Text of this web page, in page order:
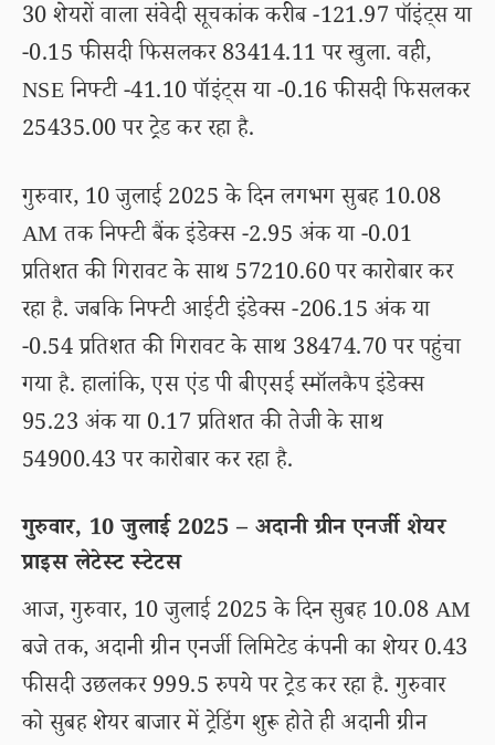
30 शेयरों वाला संवेदी सूचकांक करीब -121.97 पॉइंट्स या
-0.15 फीसदी फिसलकर 83414.11 पर खुला. वही,
NSE निफ्टी -41.10 पॉइंट्स या -0.16 फीसदी फिसलकर
25435.00 पर ट्रेड कर रहा है.
गुरुवार, 10 जुलाई 2025 के दिन लगभग सुबह 10.08
AM तक निफ्टी बैंक इंडेक्स -2.95 अंक या -0.01
प्रतिशत की गिरावट के साथ 57210.60 पर कारोबार कर
रहा है. जबकि निफ्टी आईटी इंडेक्स -206.15 अंक या
-0.54 प्रतिशत की गिरावट के साथ 38474.70 पर पहुंचा
गया है. हालांकि, एस एंड पी बीएसई स्मॉलकैप इंडेक्स
95.23 अंक या 0.17 प्रतिशत की तेजी के साथ
54900.43 पर कारोबार कर रहा है.
गुरुवार, 10 जुलाई 2025 – अदानी ग्रीन एनर्जी शेयर
प्राइस लेटेस्ट स्टेटस
आज, गुरुवार, 10 जुलाई 2025 के दिन सुबह 10.08 AM
बजे तक, अदानी ग्रीन एनर्जी लिमिटेड कंपनी का शेयर 0.43
फीसदी उछलकर 999.5 रुपये पर ट्रेड कर रहा है. गुरुवार
को सुबह शेयर बाजार में ट्रेडिंग शुरू होते ही अदानी ग्रीन